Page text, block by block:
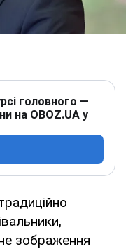
головного —
на OBOZ.UA у
зображення